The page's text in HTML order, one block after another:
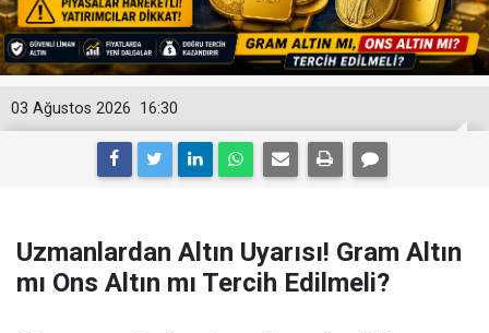
16:30
03 Ağustos 2026
Uzmanlardan Altın Uyarısı! Gram Altın
mı Ons Altın mı Tercih Edilmeli?